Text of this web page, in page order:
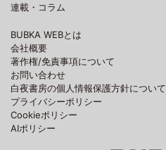
連載・コラム
BUBKA WEBとは
会社概要
著作権/免責事項について
お問い合わせ
白夜書房の個人情報保護方針について
プライバシーポリシー
Cookieポリシー
AIポリシー